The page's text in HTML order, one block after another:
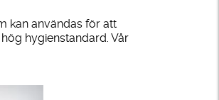
kan användas för att
hygienstandard. Vår